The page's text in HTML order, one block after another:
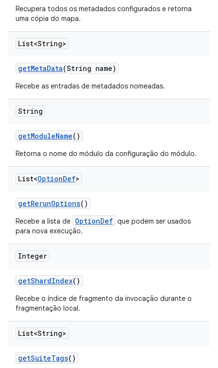
Recupera todos os metadados configurados e retorna
uma cópia do mapa.
List<String>
getMetaData(String name)
Recebe as entradas de metadados nomeadas.
String
getModuleName()
Retorna o nome do módulo da configuração do módulo.
List<OptionDef>
getRerunOptions()
Recebe a lista de OptionDef que podem ser usados
para nova execução.
Integer
getShardIndex()
Recebe o índice de fragmento da invocação durante o
fragmentação local.
List<String>
getSuiteTags()